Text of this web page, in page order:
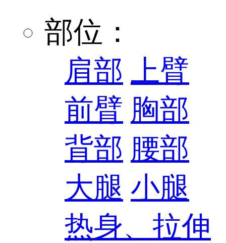
部位：
肩部 上臂
前臂 胸部
背部 腰部
大腿 小腿
热身、拉伸